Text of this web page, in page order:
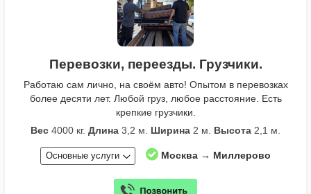
Перевозки, переезды. Грузчики.
Работаю сам лично, на своём авто! Опытом в перевозках
более десяти лет. Любой груз, любое расстояние. Есть
крепкие грузчики.
Вес 4000 кг. Длина 3,2 м. Ширина 2 м. Высота 2,1 м.
Основные услуги Москва → Миллерово